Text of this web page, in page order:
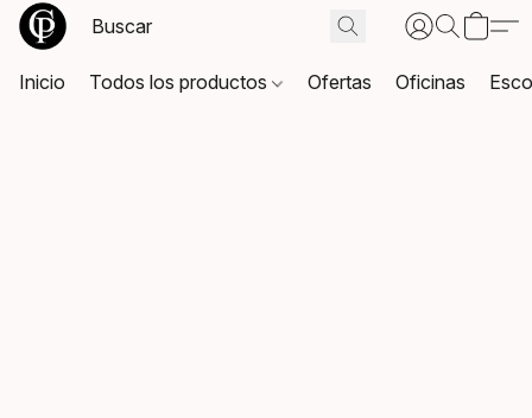
Inicio Todos los productos Ofertas Oficinas